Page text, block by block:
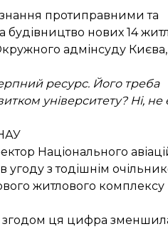
протиправними та
будівництво нових 14
адмінсуду Києва,
ресурс. Його треба
університету? Ні, не
Національного
з тодішнім
житлового комплексу
згодом ця цифра